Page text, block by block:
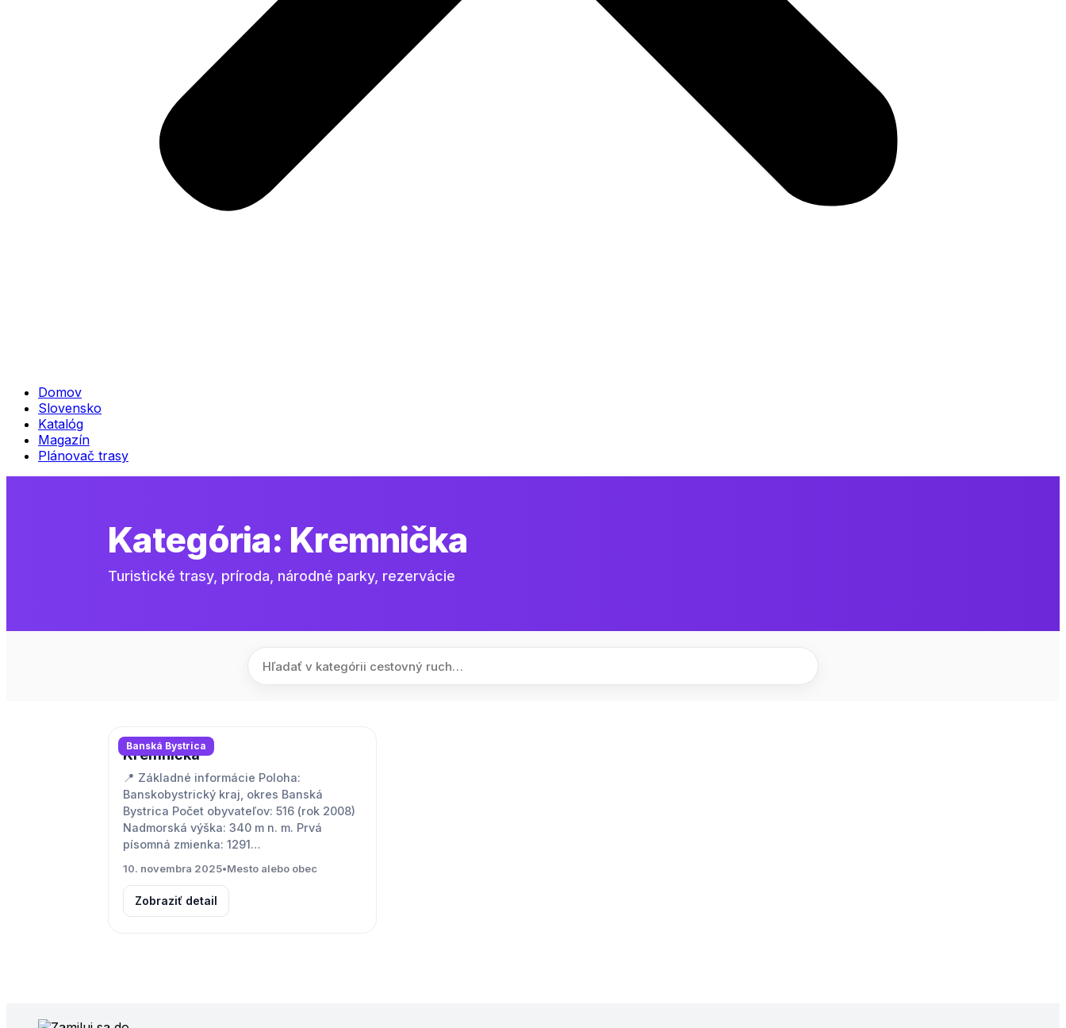
Domov
Slovensko
Katalóg
Magazín
Plánovač trasy
Kategória: Kremnička
Turistické trasy, príroda, národné parky, rezervácie
Banská Bystrica
Kremnička
📍 Základné informácie Poloha:
Banskobystrický kraj, okres Banská
Bystrica Počet obyvateľov: 516 (rok 2008)
Nadmorská výška: 340 m n. m. Prvá
písomná zmienka: 1291…
10. novembra 2025•Mesto alebo obec
Zobraziť detail